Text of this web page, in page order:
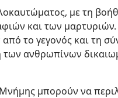
με τη
και των μαρτυριών.
το γεγονός και τη
ανθρωπίνων
μπορούν να